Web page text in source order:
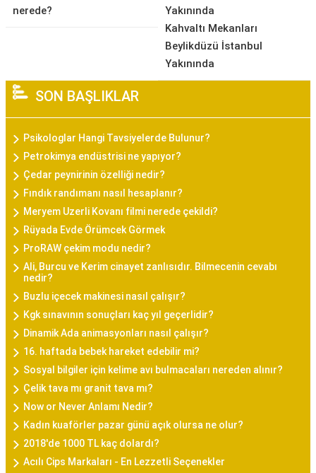
nerede?
Yakınında
Kahvaltı Mekanları
Beylikdüzü İstanbul
Yakınında
SON BAŞLIKLAR
Psikologlar Hangi Tavsiyelerde Bulunur?
Petrokimya endüstrisi ne yapıyor?
Çedar peynirinin özelliği nedir?
Fındık randımanı nasıl hesaplanır?
Meryem Uzerli Kovanı filmi nerede çekildi?
Rüyada Evde Örümcek Görmek
ProRAW çekim modu nedir?
Ali, Burcu ve Kerim cinayet zanlısıdır. Bilmecenin cevabı
nedir?
Buzlu içecek makinesi nasıl çalışır?
Kgk sınavının sonuçları kaç yıl geçerlidir?
Dinamik Ada animasyonları nasıl çalışır?
16. haftada bebek hareket edebilir mi?
Sosyal bilgiler için kelime avı bulmacaları nereden alınır?
Çelik tava mı granit tava mı?
Now or Never Anlamı Nedir?
Kadın kuaförler pazar günü açık olursa ne olur?
2018'de 1000 TL kaç dolardı?
Acılı Cips Markaları - En Lezzetli Seçenekler